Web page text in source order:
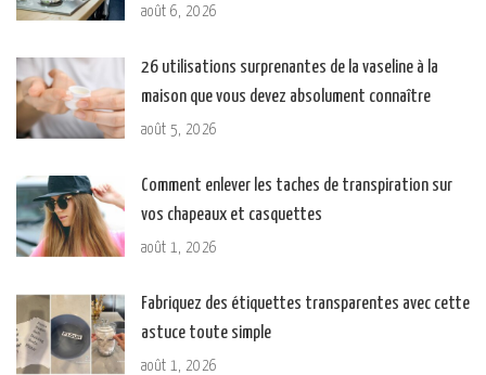
août 6, 2026
26 utilisations surprenantes de la vaseline à la
maison que vous devez absolument connaître
août 5, 2026
Comment enlever les taches de transpiration sur
vos chapeaux et casquettes
août 1, 2026
Fabriquez des étiquettes transparentes avec cette
astuce toute simple
août 1, 2026